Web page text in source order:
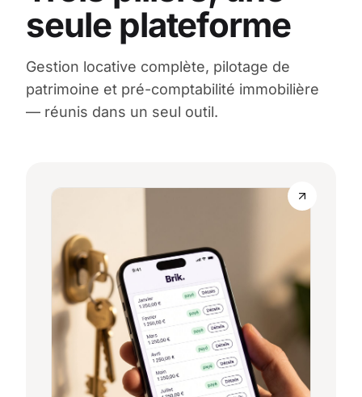
seule plateforme
Gestion locative complète, pilotage de
patrimoine et pré-comptabilité immobilière
— réunis dans un seul outil.